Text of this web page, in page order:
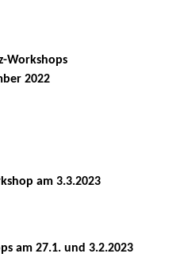
Workshops
2022
am 3.3.2023
am 27.1. und 3.2.2023